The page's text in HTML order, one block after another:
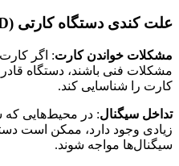
علت کندی دستگاه‌ کارتی (RFID):
مشکلات خواندن کارت
مشکلات فنی باشند، دستگاه
کارت را شناسایی کند.
تداخل سیگنال: در محیط‌هایی که
زیادی وجود دارد، ممکن است
سیگنال‌ها مواجه شوند.